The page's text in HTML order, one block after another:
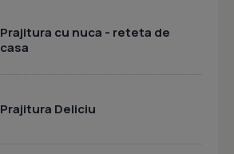
Prajitura cu nuca - reteta de
casa
Prajitura Deliciu